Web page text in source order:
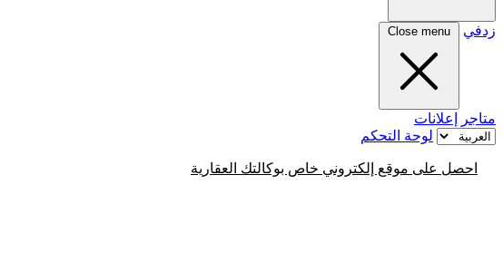
زدفي Close menu
متاجر
إعلانات
لوحة التحكم
احصل على موقع إلكتروني خاص بوكالتك العقارية